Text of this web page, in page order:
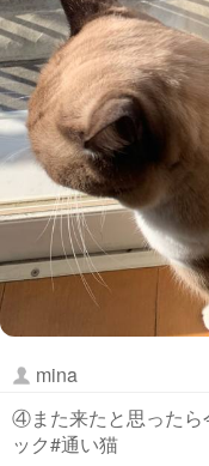
mina
④また来たと思ったら
ック#通い猫